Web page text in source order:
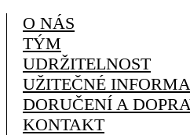
O NÁS
TÝM
UDRŽITELNOST
UŽITEČNÉ
DORUČENÍ A
KONTAKT